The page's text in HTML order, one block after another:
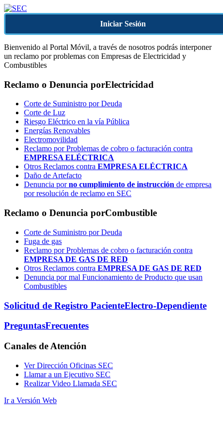
Iniciar Sesión
Bienvenido al Portal Móvil, a través de nosotros podrás interponer
un reclamo por problemas con Empresas de Electricidad y
Combustibles
Reclamo o Denuncia porElectricidad
Corte de Suministro por Deuda
Corte de Luz
Riesgo Eléctrico en la vía Pública
Energías Renovables
Electromovilidad
Reclamo por Problemas de cobro o facturación contra
EMPRESA ELÉCTRICA
Otros Reclamos contra EMPRESA ELÉCTRICA
Daño de Artefacto
Denuncia porno cumplimiento de instrucción de empresa
por resolución de reclamo en SEC
Reclamo o Denuncia porCombustible
Corte de Suministro por Deuda
Fuga de gas
Reclamo por Problemas de cobro o facturación contra
EMPRESA DE GAS DE RED
Otros Reclamos contra EMPRESA DE GAS DE RED
Denuncia por mal Funcionamiento de Producto que usan
Combustibles
Solicitud de Registro PacienteElectro-Dependiente
PreguntasFrecuentes
Canales de Atención
Ver Dirección Oficinas SEC
Llamar a un Ejecutivo SEC
Realizar Video Llamada SEC
Ir a Versión Web